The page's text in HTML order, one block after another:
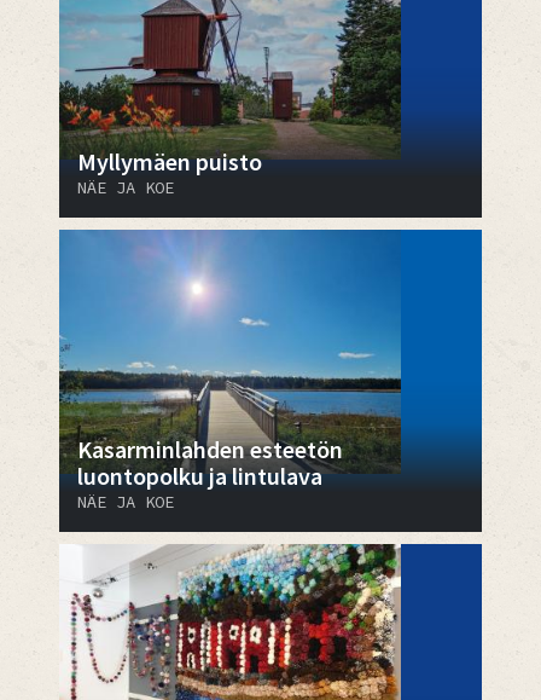
Myllymäen puisto
NÄE JA KOE
Kasarminlahden esteetön
luontopolku ja lintulava
NÄE JA KOE